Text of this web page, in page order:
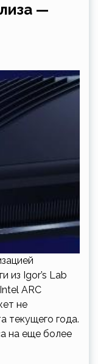
—
из Igor’s Lab
ARC
не
текущего года.
на еще более